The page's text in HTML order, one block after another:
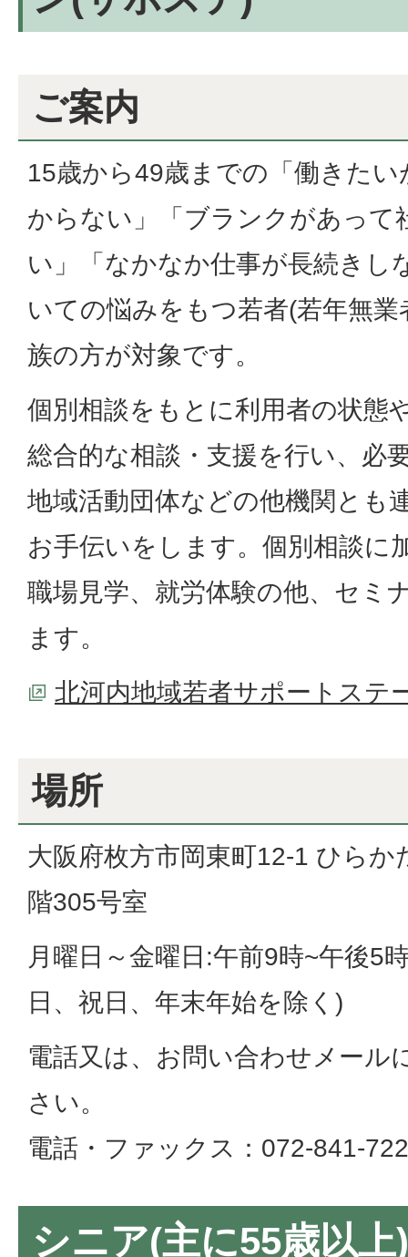
ご案内
15歳から49歳までの「働きた
からない」「ブランクがあって
い」「なかなか仕事が長続きし
いての悩みをもつ若者(若年無
族の方が対象です。
個別相談をもとに利用者の状態
総合的な相談・支援を行い、必
地域活動団体などの他機関とも
お手伝いをします。個別相談に
職場見学、就労体験の他、セミ
ます。
北河内地域若者サポートステ
場所
大阪府枚方市岡東町12-1 ひら
階305号室
月曜日～金曜日:午前9時~午後5
日、祝日、年末年始を除く)
電話又は、お問い合わせメール
さい。
電話・ファックス：072-841-
シニア(主に55歳以